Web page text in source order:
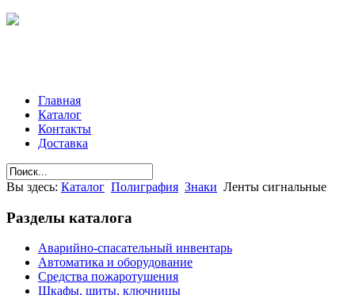
Главная
Каталог
Контакты
Доставка
Вы здесь: Каталог Полиграфия Знаки Ленты сигнальные
Разделы каталога
Аварийно-спасательный инвентарь
Автоматика и оборудование
Средства пожаротушения
Шкафы, щиты, ключницы